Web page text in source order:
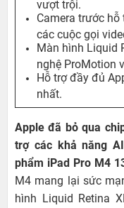
vượt trội.
Camera trước hỗ
các cuộc gọi
Màn hình Liquid
nghệ ProMotion
Hỗ trợ đầy đủ
nhất.
Apple đã bỏ qua
trợ các khả năng
phẩm iPad Pro M4
M4 mang lại sức
hình Liquid Retina